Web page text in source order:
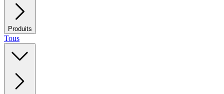
Produits
Tous